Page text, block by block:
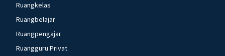
Ruangkelas
Ruangbelajar
Ruangpengajar
Ruangguru Privat